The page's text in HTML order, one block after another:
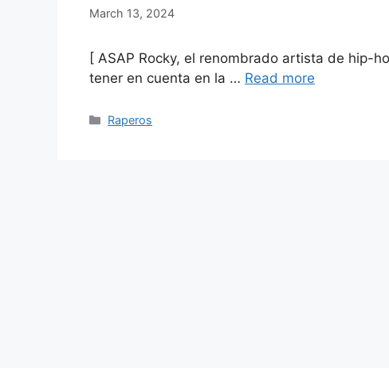
March 13, 2024
[ ASAP Rocky, el renombrado artista de hip-
tener en cuenta en la … Read more
Categories
Raperos